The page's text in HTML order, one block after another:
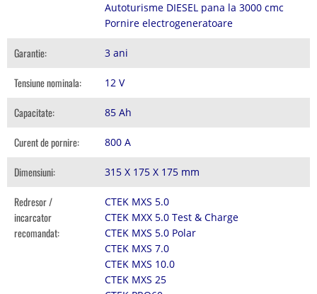
Autoturisme DIESEL pana la 3000 cmc
Pornire electrogeneratoare
Garantie: 3 ani
Tensiune nominala: 12 V
Capacitate: 85 Ah
Curent de pornire: 800 A
Dimensiuni: 315 X 175 X 175 mm
Redresor /
incarcator
recomandat:
CTEK MXS 5.0
CTEK MXX 5.0 Test & Charge
CTEK MXS 5.0 Polar
CTEK MXS 7.0
CTEK MXS 10.0
CTEK MXS 25